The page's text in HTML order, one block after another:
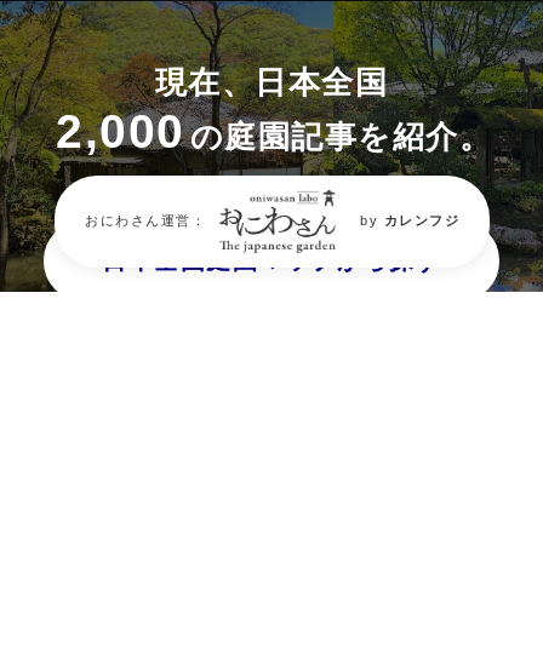
現在、日本全国
2,000の庭園記事を紹介。
日本全国庭園マップから探す
おにわさん運営： by カレンフジ